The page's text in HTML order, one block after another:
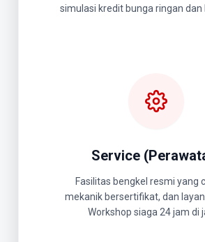
simulasi kredit bunga ringan dan
Service
Fasilitas bengkel resmi yang
mekanik bersertifikat, dan
Workshop siaga 24 jam di